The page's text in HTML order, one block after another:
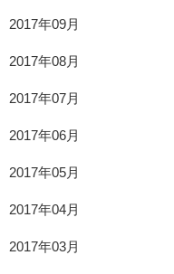
2017年09月
2017年08月
2017年07月
2017年06月
2017年05月
2017年04月
2017年03月